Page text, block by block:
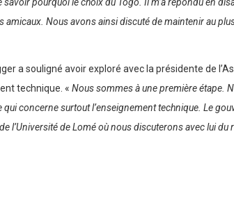
Nous avons ainsi discuté de maintenir au
a souligné avoir exploré avec la présidente de
technique. « Nous sommes à une première étape.
concerne surtout l’enseignement technique. Le
l’Université de Lomé où nous discuterons avec lui du